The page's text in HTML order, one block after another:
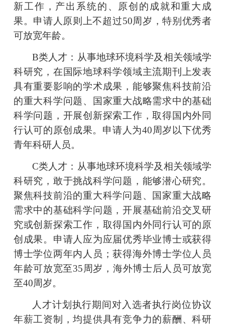
新工作， 产出 系统的、原创的成就和重大成
果。 申请人原则上不超过50周岁，特别优秀者
可放宽年龄。
B类人才： 从事地球环境科学及相关领域学
科研究，在国际地球科学领域主流期刊
上发表
具有重要影响的学术成果， 能够聚焦科技前沿
的重大科学问题、国家重大战略需求中的基础
科学问题，开展创新探索工作，取得国内外同
行认可的原创成果。 申请人为40周岁以下优秀
青年科研人员。
C类人才： 从事地球环境科学及相关领域学
科研究， 敢于挑战科学问题，能够潜心研究。
聚焦科技前沿的重大科学问题、国家重大战略
需求中的基础科学问题，开展基础前沿交叉研
究或创新探索工作，取得国内外同行认可的原
创成果。 申请人应为应届优秀毕业博士或获得
博士学位两年内人员；获得海外博士学位人员
年龄可放宽至35周岁，海外博士后人员可放宽
至40周岁。
人才计划执行期间对入选者执行岗位协议
年薪工资制，均提供具有竞争力的薪酬、科研